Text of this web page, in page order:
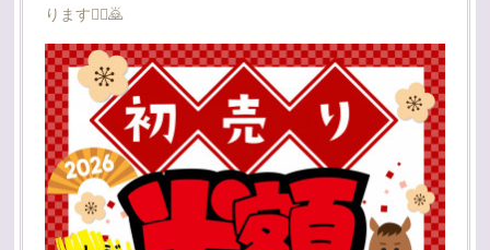
ります🙇‍♂️🙇